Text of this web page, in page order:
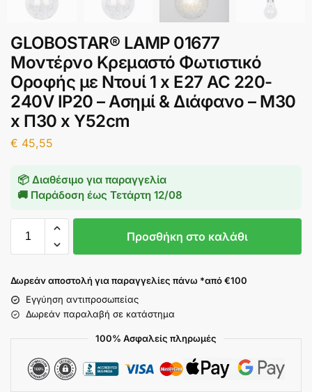
GLOBOSTAR® LAMP 01677
Μοντέρνο Κρεμαστό Φωτιστικό
Οροφής με Ντουί 1 x E27 AC 220-
240V IP20 – Ασημί & Διάφανο – Μ30
x Π30 x Υ52cm
€ 45,55
📦 Διαθέσιμο για παραγγελία
🚚 Παράδοση έως Τετάρτη 12/08
Προσθήκη στο καλάθι
Δωρεάν αποστολή για παραγγελίες πάνω *από €100
Εγγύηση αντιπροσωπείας
Δωρεάν παραλαβή σε κατάστημα
100% Ασφαλείς πληρωμές